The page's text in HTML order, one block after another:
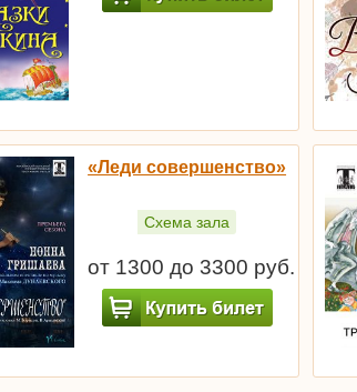
«Леди совершенство»
Схема зала
от 1300 до 3300 руб.